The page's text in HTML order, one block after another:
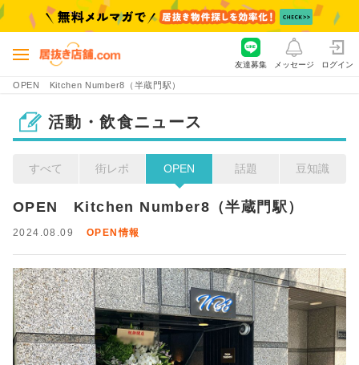
OPEN Kitchen Number8（半蔵門駅）
友達募集 メッセージ ログイン
活動・飲食ニュース
すべて 街レポ OPEN 話題 豆知識
OPEN　Kitchen Number8（半蔵門駅）
2024.08.09 OPEN情報